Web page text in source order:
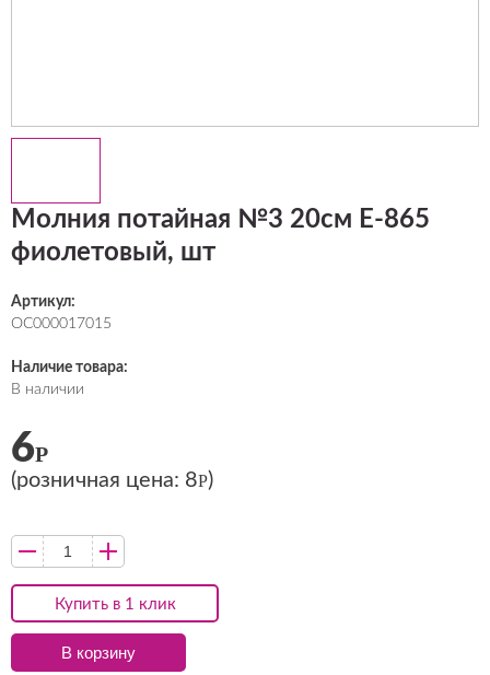
Молния потайная №3 20см Е-865
фиолетовый, шт
Артикул:
ОС000017015
Наличие товара:
В наличии
Купить в 1 клик
6Р
(розничная цена: 8Р)
В корзину